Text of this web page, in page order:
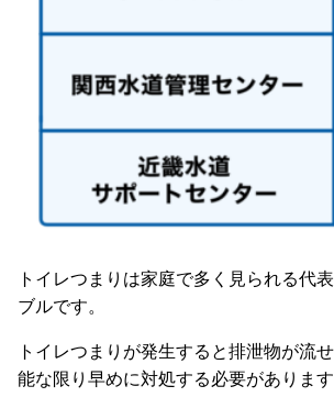
トイレつまりは家庭で多く見られる代
ブルです。
トイレつまりが発生すると排泄物が流
能な限り早めに対処する必要があります